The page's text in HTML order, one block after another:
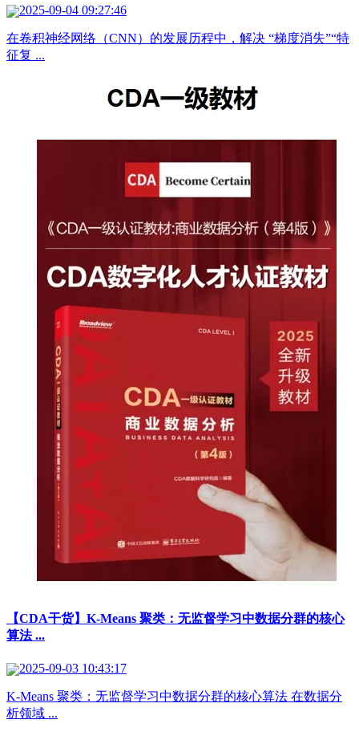
2025-09-04 09:27:46
在卷积神经网络（CNN）的发展历程中，解决 “梯度消失”“特
征复 ...
【CDA干货】K-Means 聚类：无监督学习中数据分群的核心
算法 ...
2025-09-03 10:43:17
K-Means 聚类：无监督学习中数据分群的核心算法 在数据分
析领域 ...